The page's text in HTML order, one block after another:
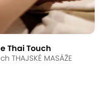
Thai Touch
THAJSKÉ MASÁŽE